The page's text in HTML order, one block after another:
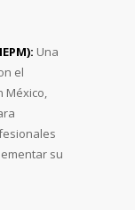
Una
el
México,
su